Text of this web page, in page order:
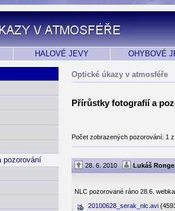
HALOVÉ JEVY OHYBOVÉ
pozorování
Optické úkazy v atmosféře
Přírůstky fotografií a
Počet zobrazených pozorování: 1
28. 6. 2010 Lukáš Ronge
NLC pozorované ráno 28.6.
20100628_serak_nlc.avi